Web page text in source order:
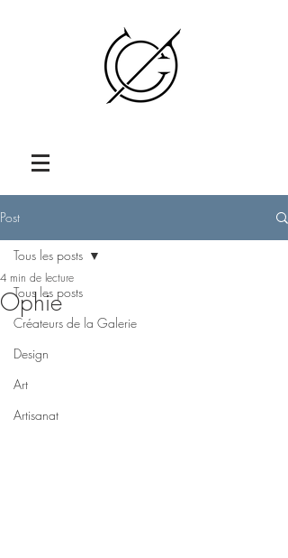
Post
Tous les posts
Créateurs de la Galerie
Design
Art
Artisanat
Tous les posts
Ophie
4 min de lecture